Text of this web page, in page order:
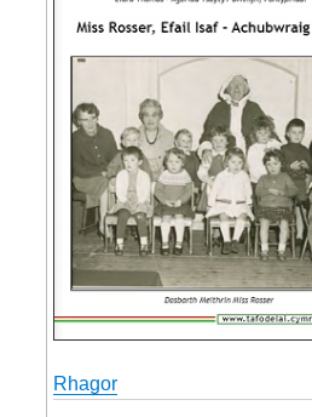
Rhagor